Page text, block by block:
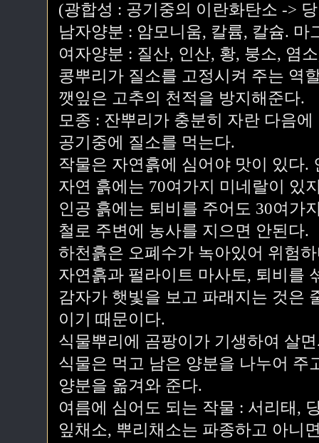
(광합성 : 공기중의 이란화탄소 ->
남자양분 : 암모니움, 칼륨, 칼슘. 마
여자양분 : 질산, 인산, 황, 붕소, 염
콩뿌리가 질소를 고정시켜 주는 역
깻잎은 고추의 천적을 방지해준다.
모종 : 잔뿌리가 충분히 자란 다음
공기중에 질소를 먹는다.
작물은 자연흙에 심어야 맛이 있다.
자연 흙에는 70여가지 미네랄이 있
인공 흙에는 퇴비를 주어도 30여가
철로 주변에 농사를 지으면 안된다.
하천흙은 오폐수가 녹아있어 위험
자연흙과 펄라이트 마사토, 퇴비를
감자가 햇빛을 보고 파래지는 것은
이기 때문이다.
식물뿌리에 곰팡이가 기생하여 살
식물은 먹고 남은 양분을 나누어 주
양분을 옮겨와 준다.
여름에 심어도 되는 작물 : 서리태,
잎채소, 뿌리채소는 파종하고 아니